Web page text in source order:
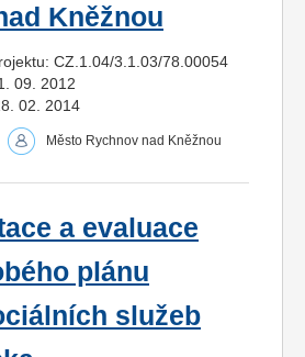
Kněžnou
CZ.1.04/3.1.03/78.00054
09. 2012
02. 2014
Město Rychnov nad Kněžnou
a evaluace
plánu
služeb